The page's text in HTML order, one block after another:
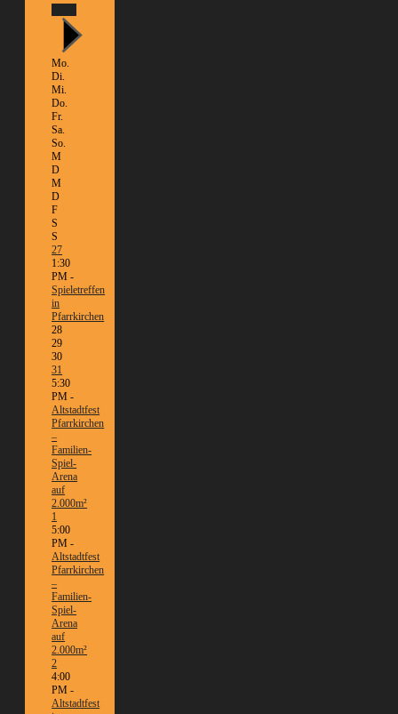
Mo.
Di.
Mi.
Do.
Fr.
Sa.
So.
M
D
M
D
F
S
S
27
1:30
PM -
Spieletreffen
in
Pfarrkirchen
28
29
30
31
5:30
PM -
Altstadtfest
Pfarrkirchen
–
Familien-
Spiel-
Arena
auf
2.000m²
1
5:00
PM -
Altstadtfest
Pfarrkirchen
–
Familien-
Spiel-
Arena
auf
2.000m²
2
4:00
PM -
Altstadtfest